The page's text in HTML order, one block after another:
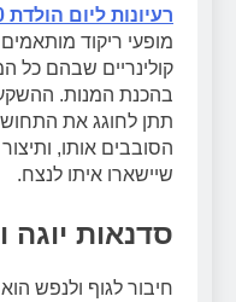
רעיונות ליום הולדת 60
מופעי ריקוד מותאמים
קולינריים שבהם כל
בהכנת המנות.
תתן לחוגג את
הסובבים אותו,
שיישארו איתו לנצח.
סדנאות יוגה
חיבור לגוף ולנפש